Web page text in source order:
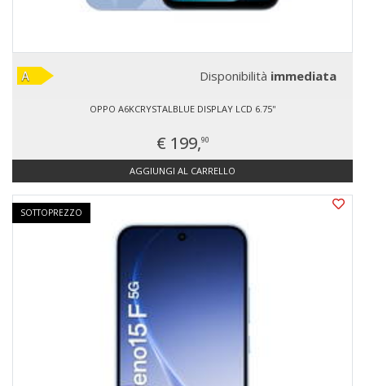
Disponibilità immediata
OPPO A6KCRYSTALBLUE DISPLAY LCD 6.75''
€ 199,90
AGGIUNGI AL CARRELLO
SOTTOPREZZO